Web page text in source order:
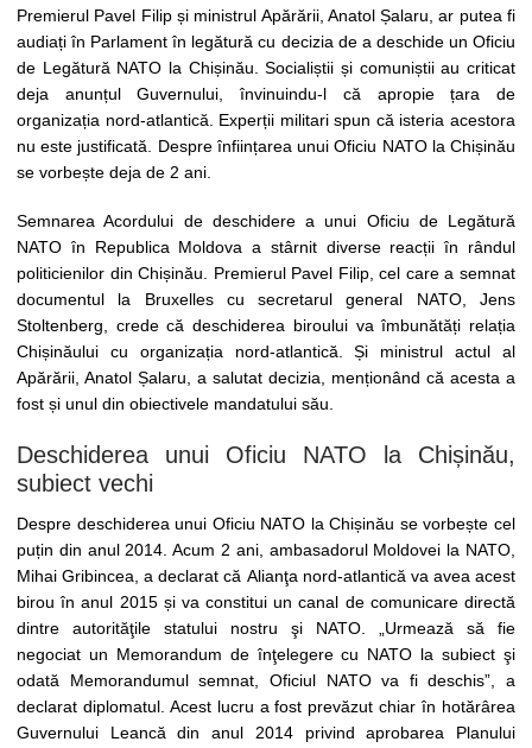
Premierul Pavel Filip și ministrul Apărării, Anatol Șalaru, ar putea fi
audiați în Parlament în legătură cu decizia de a deschide un Oficiu
de Legătură NATO la Chișinău. Socialiștii și comuniștii au criticat
deja anunțul Guvernului, învinuindu-l că apropie țara de
organizația nord-atlantică. Experții militari spun că isteria acestora
nu este justificată. Despre înființarea unui Oficiu NATO la Chișinău
se vorbește deja de 2 ani.
Semnarea Acordului de deschidere a unui Oficiu de Legătură
NATO în Republica Moldova a stârnit diverse reacții în rândul
politicienilor din Chișinău. Premierul Pavel Filip, cel care a semnat
documentul la Bruxelles cu secretarul general NATO, Jens
Stoltenberg, crede că deschiderea biroului va îmbunătăți relația
Chișinăului cu organizația nord-atlantică. Și ministrul actul al
Apărării, Anatol Șalaru, a salutat decizia, menționând că acesta a
fost și unul din obiectivele mandatului său.
Deschiderea unui Oficiu NATO la Chișinău,
subiect vechi
Despre deschiderea unui Oficiu NATO la Chișinău se vorbește cel
puțin din anul 2014. Acum 2 ani, ambasadorul Moldovei la NATO,
Mihai Gribincea, a declarat că Alianţa nord-atlantică va avea acest
birou în anul 2015 și va constitui un canal de comunicare directă
dintre autorităţile statului nostru şi NATO. „Urmează să fie
negociat un Memorandum de înţelegere cu NATO la subiect şi
odată Memorandumul semnat, Oficiul NATO va fi deschis”, a
declarat diplomatul. Acest lucru a fost prevăzut chiar în hotărârea
Guvernului Leancă din anul 2014 privind aprobarea Planului